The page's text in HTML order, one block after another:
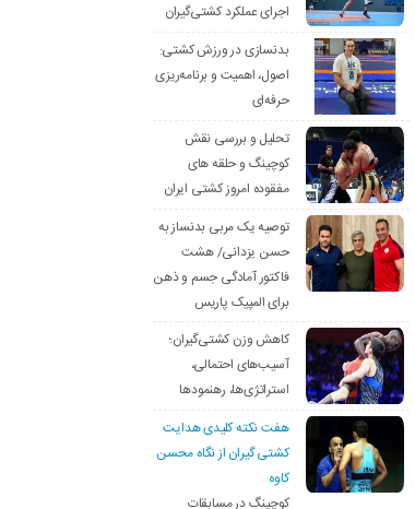
اجرای عملکرد کشتی‌گیران
بدنسازی در ورزش کشتی:
اصول، اهمیت و برنامه‌ریزی
حرفه‌ای
تحلیل و بررسی نقش
کوچینگ و حلقه های
مفقوده امروز کشتی ایران
توصیه یک مربی بدنساز به
حسن یزدانی/ هشت
فاکتور آمادگی جسم و ذهن
برای المپیک پاریس
کاهش وزن کشتی‌گیران؛
آسیب‌های احتمالی،
استراتژی‌ها، رهنمودها
هفت نکته کلیدی هدایت
کشتی گیران از نگاه محسن
کاوه
کوچینگ در مسابقات